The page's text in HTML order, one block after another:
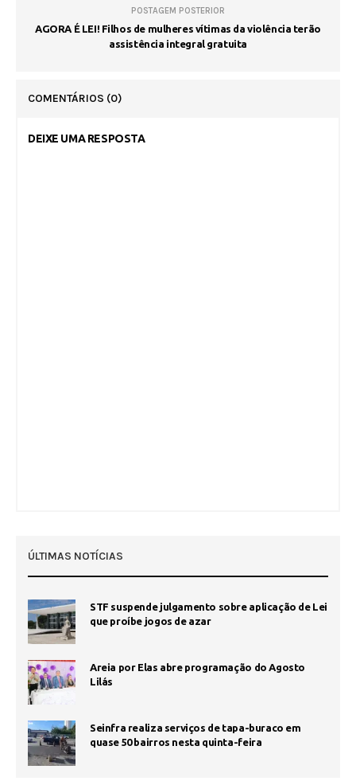
POSTAGEM POSTERIOR
AGORA É LEI! Filhos de mulheres vítimas da violência terão
assistência integral gratuita
COMENTÁRIOS (0)
DEIXE UMA RESPOSTA
ÚLTIMAS NOTÍCIAS
STF suspende julgamento sobre aplicação de Lei
que proíbe jogos de azar
Areia por Elas abre programação do Agosto
Lilás
Seinfra realiza serviços de tapa-buraco em
quase 50 bairros nesta quinta-feira